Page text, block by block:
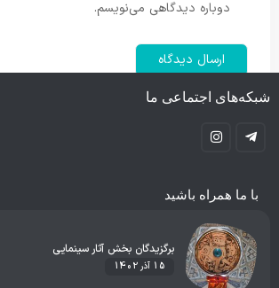
دوباره دیدگاهی می‌نویسم.
شبکه‌های اجتماعی ما
با ما همراه باشید
برگزیدگان بخش آثار سینمایی
15 آذر 1402